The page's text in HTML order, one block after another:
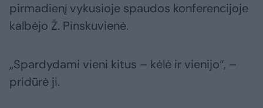
pirmadienį vykusioje spaudos konferencijoje
kalbėjo Ž. Pinskuvienė.
„Spardydami vieni kitus – kėlė ir vienijo“, –
pridūrė ji.